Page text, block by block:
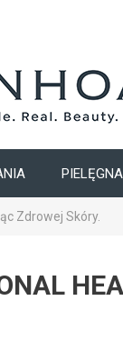
Zdrowej Skóry.